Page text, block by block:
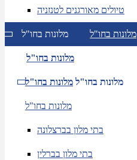
טיולים מאורגנים לטנזניה
מלונות בחו"ל מלונות בחו"ל
מלונות בחו"ל
מלונות בחו"ל מלונות בחו"ל
מלונות בחו"ל
בתי מלון בברצלונה
בתי מלון בברלין